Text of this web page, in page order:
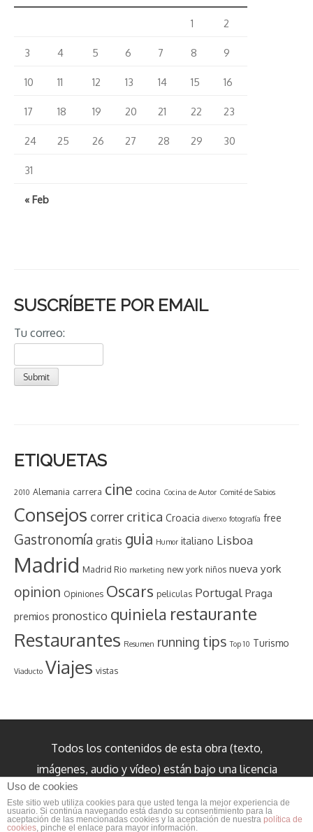
« Feb
1 2
3 4 5 6 7 8 9
10 11 12 13 14 15 16
17 18 19 20 21 22 23
24 25 26 27 28 29 30
31
SUSCRÍBETE POR EMAIL
Tu correo:
ETIQUETAS
2010 Alemania carrera cine cocina Cocina de Autor Comité de Sabios
Consejos correr critica Croacia diverxo fotografía free
Gastronomía gratis guia Humor italiano Lisboa
Madrid Madrid Rio marketing new york niños nueva york
opinion Opiniones Oscars peliculas Portugal Praga
premios pronostico quiniela restaurante
Restaurantes Resumen running tips Top 10 Turismo
Viaducto Viajes vistas
Todos los contenidos de esta obra (texto,
imágenes, audio y vídeo) están bajo una licencia
internacional Creative Commons Reconocimiento
3.0 salvo cuando se indique lo contrario.
Uso de cookies
Este sitio web utiliza cookies para que usted tenga la mejor experiencia de
usuario. Si continúa navegando está dando su consentimiento para la
aceptación de las mencionadas cookies y la aceptación de nuestra política de
cookies, pinche el enlace para mayor información.